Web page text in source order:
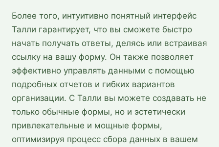
Более того, интуитивно понятный интерфейс
Талли гарантирует, что вы сможете быстро
начать получать ответы, делясь или встраивая
ссылку на вашу форму. Он также позволяет
эффективно управлять данными с помощью
подробных отчетов и гибких вариантов
организации. С Талли вы можете создавать не
только обычные формы, но и эстетически
привлекательные и мощные формы,
оптимизируя процесс сбора данных в вашем